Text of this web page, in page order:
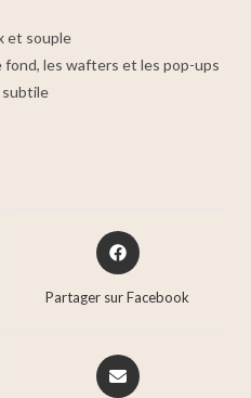
et souple
les wafters et les pop-ups
subtile
Partager sur Facebook